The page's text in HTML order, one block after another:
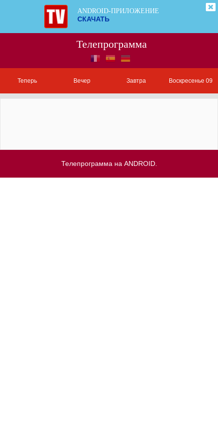
ANDROID-ПРИЛОЖЕНИЕ
СКАЧАТЬ
Телепрограмма
Теперь Вечер Завтра Воскресенье 09
Телепрограмма на ANDROID.